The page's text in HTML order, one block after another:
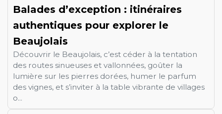
Balades d’exception : itinéraires
authentiques pour explorer le
Beaujolais
Découvrir le Beaujolais, c’est céder à la tentation
des routes sinueuses et vallonnées, goûter la
lumière sur les pierres dorées, humer le parfum
des vignes, et s’inviter à la table vibrante de villages
o...